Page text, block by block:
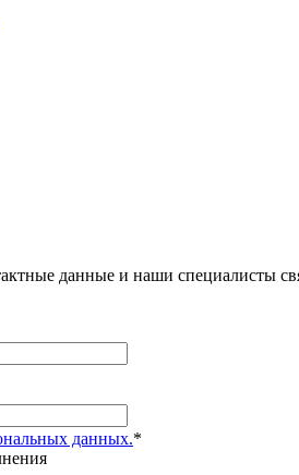
данные и наши специалисты
данных.*